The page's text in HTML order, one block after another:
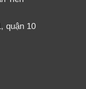
khi mở nắp
mới ở nhiệt độ
bị bỏng.
một thời
đó ấn nút
quận 10